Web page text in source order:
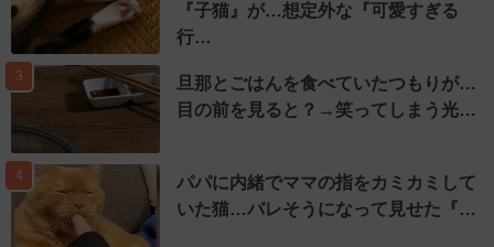
『子猫』が…想定外な『可愛すぎる
行…
3
旦那とごはんを食べていたつもりが…
目の前を見ると？→笑ってしまう光…
4
パパに内緒でママの指をカミカミして
いた猫…バレそうになって見せた『…